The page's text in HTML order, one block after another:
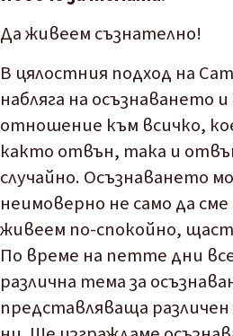
Да живеем съзнателно!
В цялостния подход на
набляга на осъзнаването
отношение към всичко,
както отвън, така и
случайно. Осъзнаването
неимоверно не само да
живеем по-спокойно,
По време на петте дни
различна тема за
представляваща